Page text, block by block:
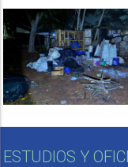
ESTUDIOS Y